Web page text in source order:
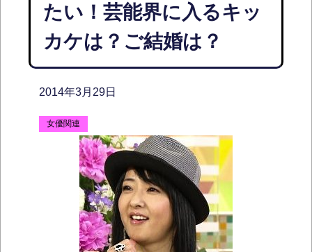
たい！芸能界に入るキッ
カケは？ご結婚は？
2014年3月29日
女優関連